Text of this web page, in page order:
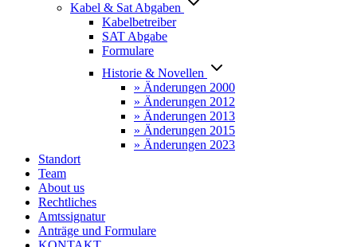
Kabel & Sat Abgaben
Kabelbetreiber
SAT Abgabe
Formulare
Historie & Novellen
» Änderungen 2000
» Änderungen 2012
» Änderungen 2013
» Änderungen 2015
» Änderungen 2023
Standort
Team
About us
Rechtliches
Amtssignatur
Anträge und Formulare